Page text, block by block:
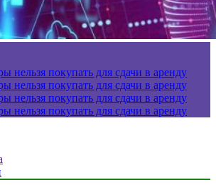
нельзя покупать для сдачи в аренду
нельзя покупать для сдачи в аренду
нельзя покупать для сдачи в аренду
нельзя покупать для сдачи в аренду